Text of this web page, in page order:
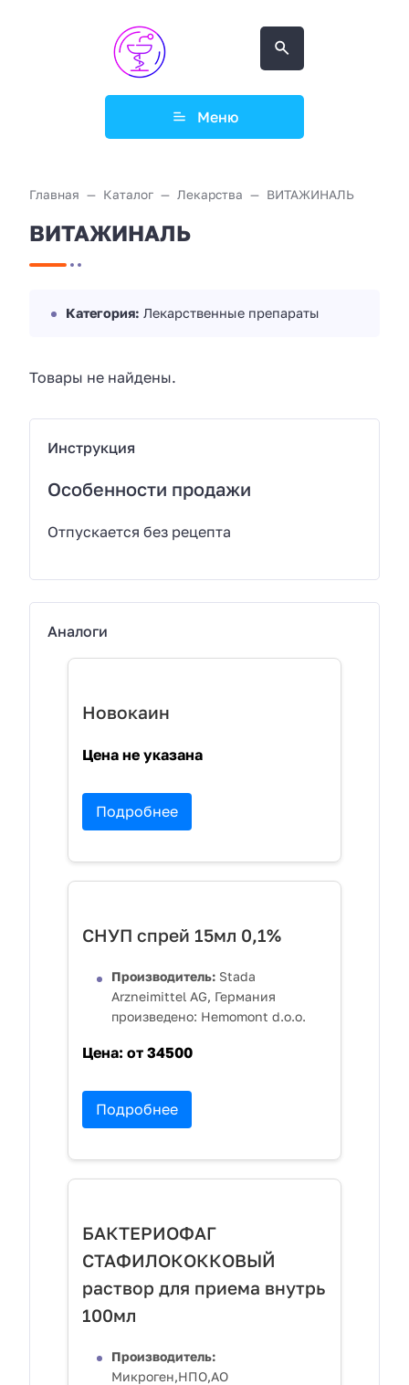
Меню
Главная Каталог Лекарства ВИТАЖИНАЛЬ
ВИТАЖИНАЛЬ
Категория: Лекарственные препараты
Товары не найдены.
Инструкция
Особенности продажи
Отпускается без рецепта
Аналоги
Новокаин
Цена не указана
Подробнее
СНУП спрей 15мл 0,1%
Производитель: Stada
Arzneimittel AG, Германия
произведено: Hemomont d.o.o.
Цена: от 34500
Подробнее
БАКТЕРИОФАГ
СТАФИЛОКОККОВЫЙ
раствор для приема внутрь
100мл
Производитель:
Микроген,НПО,АО